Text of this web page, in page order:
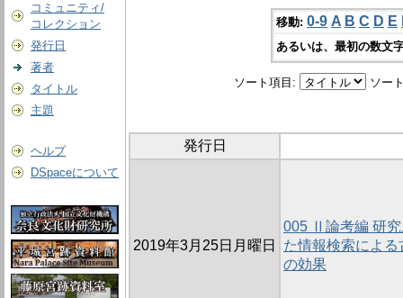
コミュニティ/
コレクション
発行日
著者
タイトル
主題
ヘルプ
DSpaceについて
移動: 0-9 A B C D E
あるいは、最初の数文
ソート項目: ソー
発行日
2019年3月25日月曜日
005 Ⅱ論考編 研
た情報検索によ
の効果